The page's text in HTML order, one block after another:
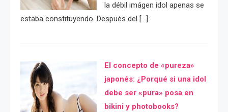
la débil imágen idol apenas se
estaba constituyendo. Después del […]
El concepto de «pureza»
japonés: ¿Porqué si una idol
debe ser «pura» posa en
bikini y photobooks?